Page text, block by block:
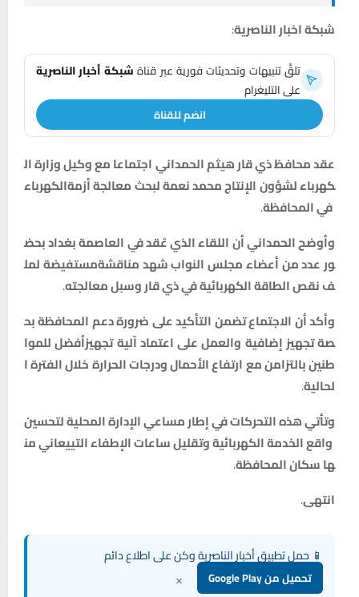
شبكةاخبارالناصرية:
تلقَّ تنبيهات وتحديثات فورية عبر قناةشبكة أخبار الناصرية
على التليغرام
انضم للقناة
عقدمحافظذيقارهيثمالحمدانياجتماعامعوكيلوزارةال
كهرباءلشؤونالإنتاجمحمدنعمةلبحثمعالجةأزمةالكهرباء
فيالمحافظة.
وأوضحالحمدانيأناللقاءالذيعُقدفيالعاصمةبغدادبحض
ورعددمنأعضاءمجلسالنوابشهدمناقشةمستفيضةلمل
فنقصالطاقةالكهربائيةفيذيقاروسبلمعالجته.
وأكدأنالاجتماعتضمنالتأكيدعلىضرورةدعمالمحافظةبح
صةتجهيزإضافيةوالعملعلىاعتمادآليةتجهيزأفضلللموا
طنينبالتزامنمعارتفاعالأحمالودرجاتالحرارةخلالالفترةا
لحالية.
وتأتيهذهالتحركاتفيإطارمساعيالإدارةالمحليةلتحسين
واقعالخدمةالكهربائيةوتقليلساعاتالإطفاءالتييعانيمن
هاسكانالمحافظة.
انتهى.
📱 حمل تطبيق أخبار الناصرية وكن على اطلاع دائم
تحميل من Google Play